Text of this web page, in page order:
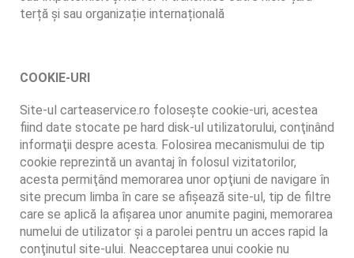
terță și sau organizație internațională
COOKIE-URI
Site-ul carteaservice.ro foloseşte cookie-uri, acestea
fiind date stocate pe hard disk-ul utilizatorului, conţinând
informaţii despre acesta. Folosirea mecanismului de tip
cookie reprezintă un avantaj în folosul vizitatorilor,
acesta permiţând memorarea unor opţiuni de navigare în
site precum limba în care se afişează site-ul, tip de filtre
care se aplică la afişarea unor anumite pagini, memorarea
numelui de utilizator şi a parolei pentru un acces rapid la
conţinutul site-ului. Neacceptarea unui cookie nu